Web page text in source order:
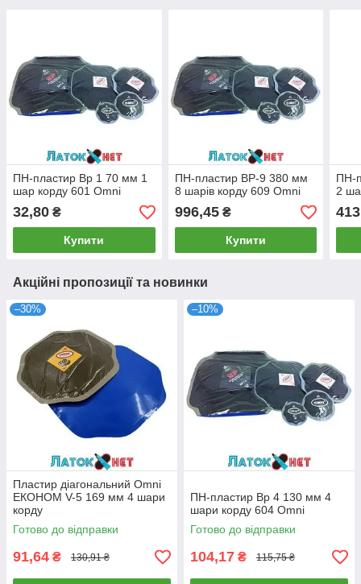
ПН-пластир Вр 1 70 мм 1
шар корду 601 Omni
32,80 ₴
Купити
ПН-пластир ВР-9 380 мм
8 шарів корду 609 Omni
996,45₴
Купити
ПН-
2
Акційні пропозиції та новинки
–30%
Пластир діагональний Omni
ЕКОНОМ V-5 169 мм 4 шари
корду
Готово до відправки
91,64 ₴ 130,91 ₴
–10%
ПН-пластир Вр 4 130 мм 4
шари корду 604 Omni
Готово до відправки
104,17 ₴ 115,75 ₴